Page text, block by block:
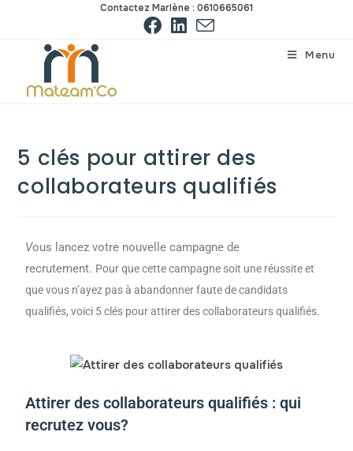
Contactez Marlène : 0610665061
Menu
5 clés pour attirer des
collaborateurs qualifiés
Vous lancez votre nouvelle campagne de
recrutement. Pour que cette campagne soit une réussite et
que vous n’ayez pas à abandonner faute de candidats
qualifiés, voici 5 clés pour attirer des collaborateurs qualifiés.
Attirer des collaborateurs qualifiés : qui
recrutez vous?